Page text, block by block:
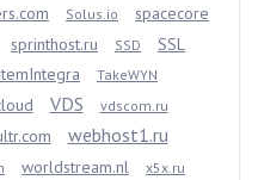
Solus.io spacecore
sprinthost.ru SSD
SSL
TakeWYN
VDS vdscom.ru
webhost1.ru
worldstream.nl
x5x.ru